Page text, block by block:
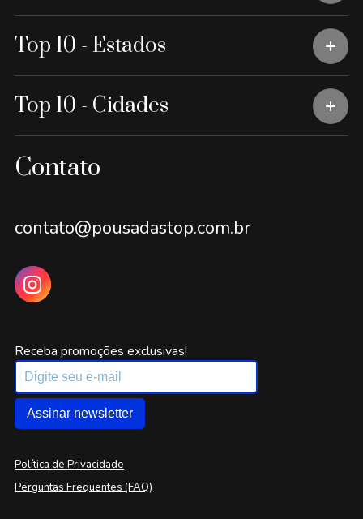
Top 10 - Estados
Top 10 - Cidades
Contato
contato@pousadastop.com.br
Receba promoções exclusivas!
Assinar newsletter
Política de Privacidade
Perguntas Frequentes (FAQ)